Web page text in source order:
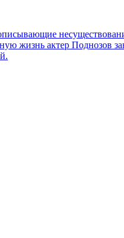
жизнь актер Поднозов